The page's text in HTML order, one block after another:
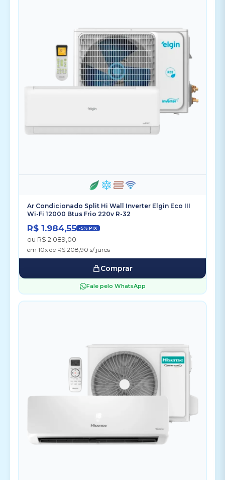
Ar Condicionado Split Hi Wall Inverter Elgin Eco III
Wi-Fi 12000 Btus Frio 220v R-32
R$ 1.984,55 -5% PIX
ou R$ 2.089,00
em 10x de R$ 208,90 s/ juros
Comprar
Fale pelo WhatsApp